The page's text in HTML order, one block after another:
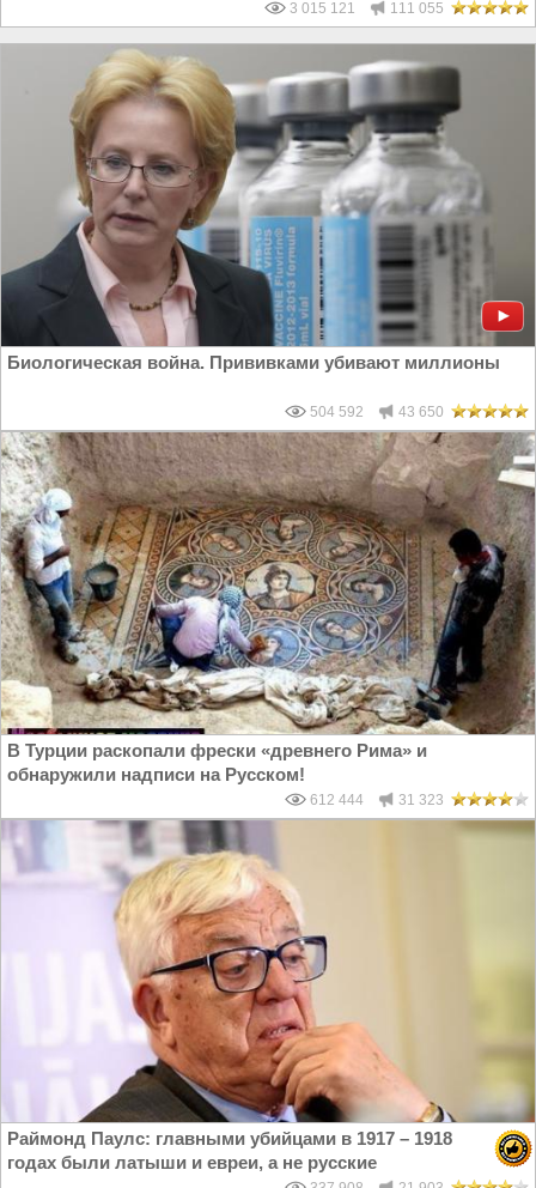
3 015 121 111 055
Биологическая война. Прививками убивают миллионы
504 592 43 650
В Турции раскопали фрески «древнего Рима» и
обнаружили надписи на Русском!
612 444 31 323
Раймонд Паулс: главными убийцами в 1917 – 1918
годах были латыши и евреи, а не русские